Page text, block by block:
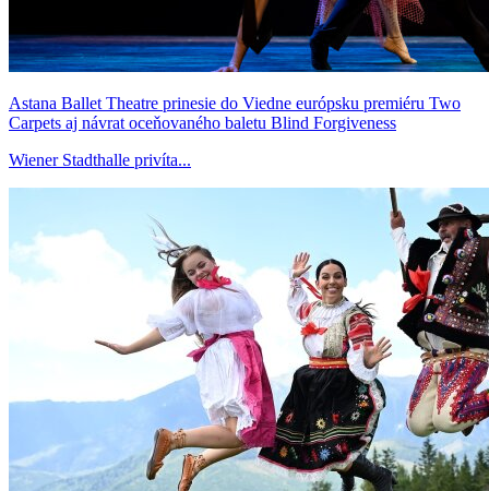
Astana Ballet Theatre prinesie do Viedne európsku premiéru Two
Carpets aj návrat oceňovaného baletu Blind Forgiveness
Wiener Stadthalle privíta...